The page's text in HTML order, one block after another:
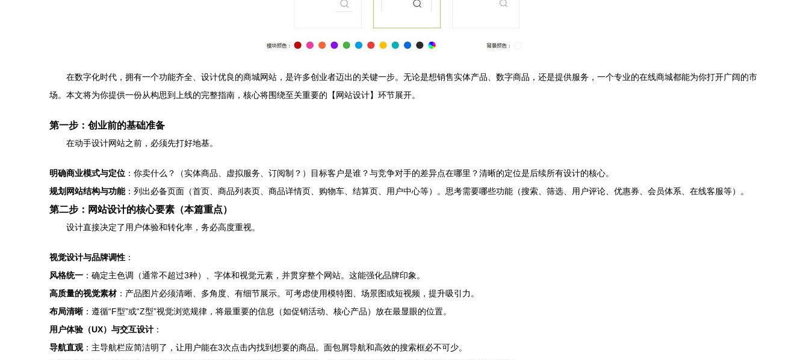
在数字化时代，拥有一个功能齐全、设计优良的商城网站，是许多创业者迈出的关键一步。无论是想销售实体产品、数字商品，还是提供服务，一个专业的在线商城都能为你打开广阔的市
场。本文将为你提供一份从构思到上线的完整指南，核心将围绕至关重要的【网站设计】环节展开。
第一步：创业前的基础准备
在动手设计网站之前，必须先打好地基。
明确商业模式与定位 ：你卖什么？（实体商品、虚拟服务、订阅制？）目标客户是谁？与竞争对手的差异点在哪里？清晰的定位是后续所有设计的核心。
规划网站结构与功能：列出必备页面（首页、商品列表页、商品详情页、购物车、结算页、用户中心等）。思考需要哪些功能（搜索、筛选、用户评论、优惠券、会员体系、在线客服等）。
第二步：网站设计的核心要素（本篇重点）
设计直接决定了用户体验和转化率，务必高度重视。
视觉设计与品牌调性 ：
风格统一 ：确定主色调（通常不超过3种）、字体和视觉元素，并贯穿整个网站。这能强化品牌印象。
高质量的视觉素材：产品图片必须清晰、多角度、有细节展示。可考虑使用模特图、场景图或短视频，提升吸引力。
布局清晰：遵循“F型”或“Z型”视觉浏览规律，将最重要的信息（如促销活动、核心产品）放在最显眼的位置。
用户体验（UX）与交互设计 ：
导航直观：主导航栏应简洁明了，让用户能在3次点击内找到想要的商品。面包屑导航和高效的搜索框必不可少。